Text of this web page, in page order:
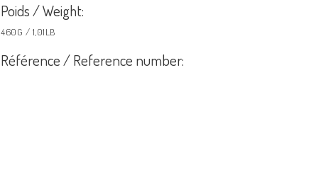
Poids / Weight:
460G / 1,01LB
Référence / Reference number: